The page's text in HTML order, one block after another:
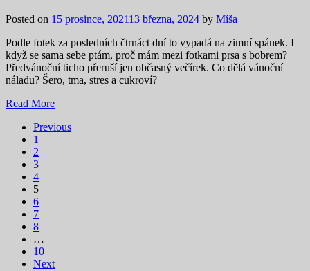
Posted on 15 prosince, 202113 března, 2024 by Míša
Podle fotek za posledních čtrnáct dní to vypadá na zimní spánek. I
když se sama sebe ptám, proč mám mezi fotkami prsa s bobrem?
Předvánoční ticho přeruší jen občasný večírek. Co dělá vánoční
náladu? Šero, tma, stres a cukroví?
Read More
Previous
1
2
3
4
5
6
7
8
…
10
Next